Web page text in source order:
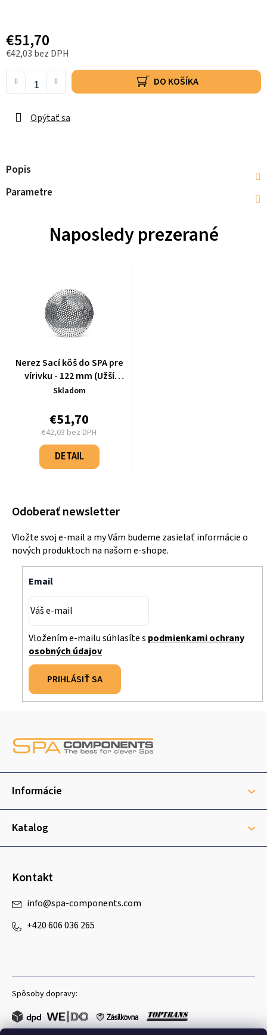
€51,70
€42,03 bez DPH
DO KOŠÍKA
Opýtať sa
Popis
Parametre
Naposledy prezerané
Nerez Sací kôš do SPA pre
vírivku - 122 mm (Užší
variant) - 337111-02
Skladom
€51,70
€42,03 bez DPH
Jednotková
cena:
DETAIL
Odoberať newsletter
Vložte svoj e-mail a my Vám budeme zasielať informácie o
nových produktoch na našom e-shope.
Email
Vložením e-mailu súhlasíte s podmienkami ochrany
osobných údajov
PRIHLÁSIŤ SA
ä
i
Informácie
Katalog
Kontakt
info@spa-components.com
+420 606 036 265
Spôsoby dopravy: